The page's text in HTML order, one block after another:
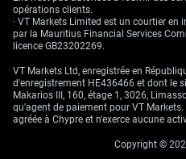
161,21
161,18
160,99
opérations clients.
· VT Markets Limited est un courtier en
par la Mauritius Financial Services
licence GB23202269.
VT Markets Ltd, enregistrée en
d'enregistrement HE436466 et dont le
Makarios III, 160, étage 1, 3026,
qu'agent de paiement pour VT
agréée à Chypre et n'exerce aucune
Copyright ©